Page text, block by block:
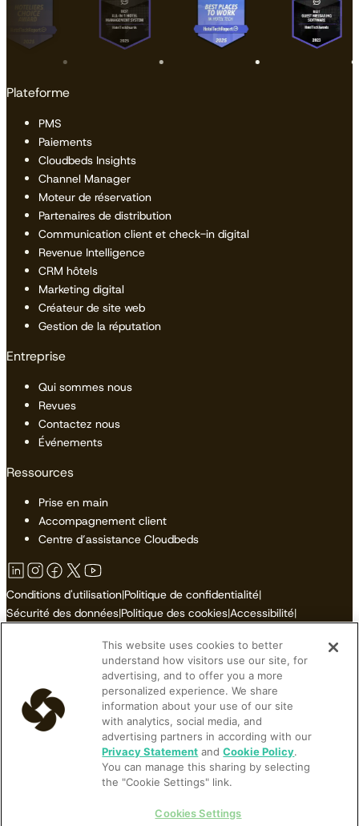
Plateforme
PMS
Paiements
Cloudbeds Insights
Channel Manager
Moteur de réservation
Partenaires de distribution
Communication client et check-in digital
Revenue Intelligence
CRM hôtels
Marketing digital
Créateur de site web
Gestion de la réputation
Entreprise
Qui sommes nous
Revues
Contactez nous
Événements
Ressources
Prise en main
Accompagnement client
Centre d’assistance Cloudbeds
Conditions d'utilisation|Politique de confidentialité|
Sécurité des données|Politique des cookies|Accessibilité|
Ne pas vendre ni partager mes informations personnelles
© 2026 Cloudbeds. Tous droits réservés.
Cloudbeds is an independent hospitality software developer.
Cloudbeds partners with many brands, but makes no claims upon
their trademarks. All trademarks contained herein belong to their
respective owners and registrations.
This website uses cookies to better
understand how visitors use our site, for
advertising, and to offer you a more
personalized experience. We share
information about your use of our site
with analytics, social media, and
advertising partners in according with our
Privacy Statement andCookie Policy.
You can manage this sharing by selecting
the "Cookie Settings" link.
Cookies Settings